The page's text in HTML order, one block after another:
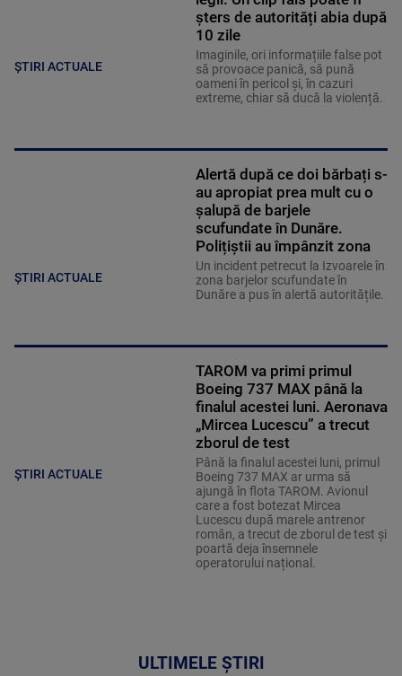
ȘTIRI ACTUALE
șters de autorități abia după
10 zile
Imaginile, ori informațiile false pot
să provoace panică, să pună
oameni în pericol și, în cazuri
extreme, chiar să ducă la violență.
ȘTIRI ACTUALE
Alertă după ce doi bărbați s-
au apropiat prea mult cu o
șalupă de barjele
scufundate în Dunăre.
Polițiștii au împânzit zona
Un incident petrecut la Izvoarele în
zona barjelor scufundate în
Dunăre a pus în alertă autoritățile.
ȘTIRI ACTUALE
TAROM va primi primul
Boeing 737 MAX până la
finalul acestei luni. Aeronava
„Mircea Lucescu” a trecut
zborul de test
Până la finalul acestei luni, primul
Boeing 737 MAX ar urma să
ajungă în flota TAROM. Avionul
care a fost botezat Mircea
Lucescu după marele antrenor
român, a trecut de zborul de test și
poartă deja însemnele
operatorului național.
ULTIMELE ȘTIRI